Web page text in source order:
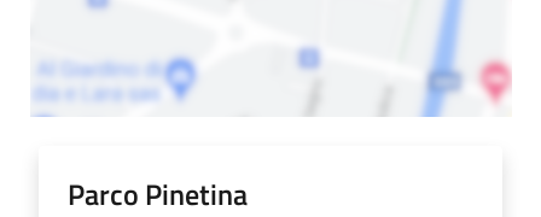
Parco Pinetina